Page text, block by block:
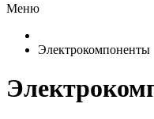
Меню
Электрокомпоненты